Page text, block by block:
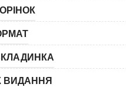
ВИДАННЯ